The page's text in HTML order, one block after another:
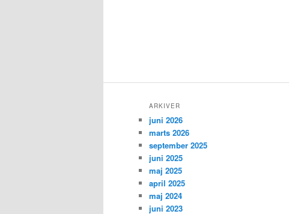
ARKIVER
juni 2026
marts 2026
september 2025
juni 2025
maj 2025
april 2025
maj 2024
juni 2023